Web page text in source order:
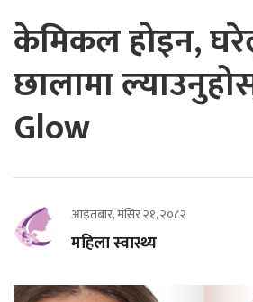
केमिकल होइन,
छालामा
Glow
आइतबार, मंसिर २१, २०८२
महिला स्वास्थ्य